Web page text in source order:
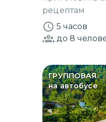
рецептам
5 часов
до 8
ГРУППОВАЯ
на автобусе